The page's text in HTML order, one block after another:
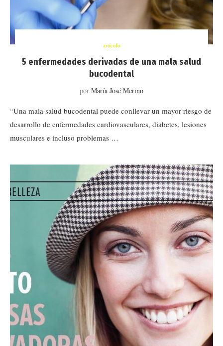
artículo
5 enfermedades derivadas de una mala salud
bucodental
por María José Merino
“Una mala salud bucodental puede conllevar un mayor riesgo de
desarrollo de enfermedades cardiovasculares, diabetes, lesiones
musculares e incluso problemas …